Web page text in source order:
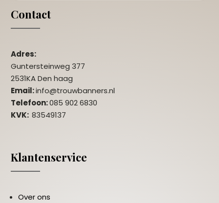
Contact
Adres:
Guntersteinweg 377
2531KA Den haag
Email:info@trouwbanners.nl
Telefoon:085 902 6830
KVK:83549137
Klantenservice
Over ons